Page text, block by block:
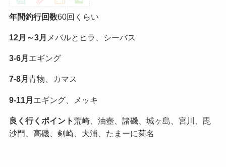
年間釣行回数60回くらい
12月～3月 メバルとヒラ、シーバス
3-6月 エギング
7-8月 青物、カマス
9-11月 エギング、メッキ
良く行くポイント荒崎、油壺、諸磯、城ヶ島、宮川、毘
沙門、高磯、剣崎、大浦、たまーに菊名